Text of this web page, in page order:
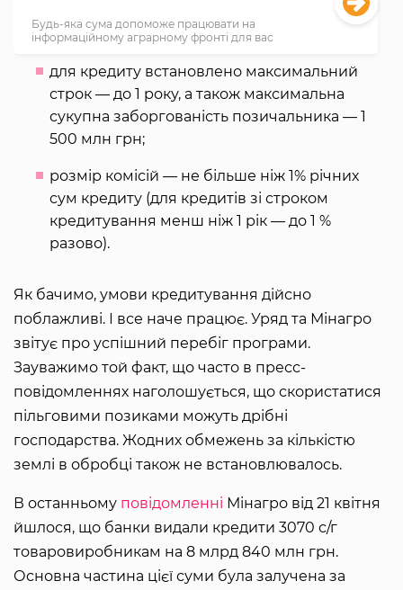
Будь-яка сума допоможе працювати на
інформаційному аграрному фронті для вас
для кредиту встановлено максимальний
строк — до 1 року, а також максимальна
сукупна заборгованість позичальника — 1
500 млн грн;
розмір комісій — не більше ніж 1% річних
сум кредиту (для кредитів зі строком
кредитування менш ніж 1 рік — до 1 %
разово).
Як бачимо, умови кредитування дійсно
поблажливі. І все наче працює. Уряд та Мінагро
звітує про успішний перебіг програми.
Зауважимо той факт, що часто в пресс-
повідомленнях наголошується, що скористатися
пільговими позиками можуть дрібні
господарства. Жодних обмежень за кількістю
землі в обробці також не встановлювалось.
В останньому повідомленні Мінагро від 21 квітня
йшлося, що банки видали кредити 3070 с/г
товаровиробникам на 8 млрд 840 млн грн.
Основна частина цієї суми була залучена за